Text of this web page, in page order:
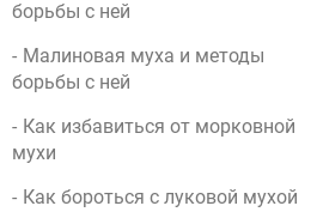
борьбы с ней
Малиновая муха и методы
борьбы с ней
Как избавиться от морковной
мухи
Как бороться с луковой мухой